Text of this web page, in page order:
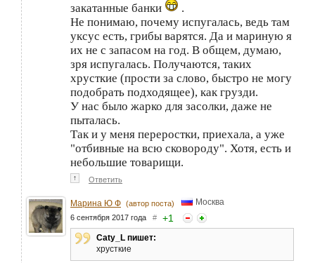
закатанные банки
.
Не понимаю, почему испугалась, ведь там
уксус есть, грибы варятся. Да и мариную я
их не с запасом на год. В общем, думаю,
зря испугалась. Получаются, таких
хрусткие (прости за слово, быстро не могу
подобрать подходящее), как грузди.
У нас было жарко для засолки, даже не
пыталась.
Так и у меня переростки, приехала, а уже
"отбивные на всю сковороду". Хотя, есть и
небольшие товарищи.
↑ Ответить
Марина Ю Ф (автор поста) Москва
6 сентября 2017 года # +1
Caty_L пишет:
хрусткие